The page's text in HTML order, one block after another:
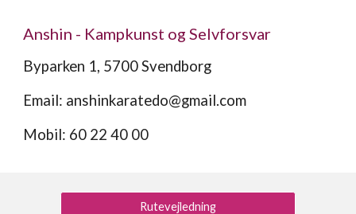
Anshin - Kampkunst og Selvforsvar
Byparken 1, 5700 Svendborg
Email: anshinkaratedo@gmail.com
Mobil: 60 22 40 00
Rutevejledning